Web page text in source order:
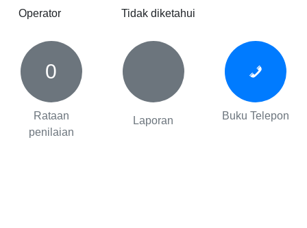
Operator Tidak diketahui
0
Rataan
penilaian
Laporan Buku Telepon